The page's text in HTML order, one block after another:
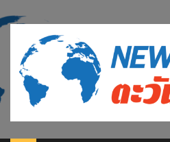
to
content